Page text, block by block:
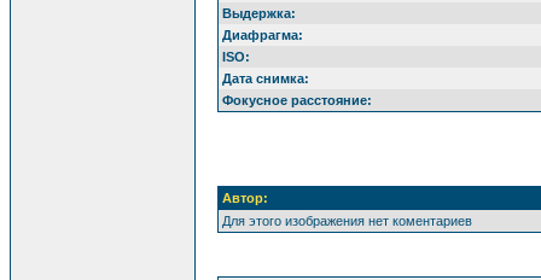
Выдержка:
Диафрагма:
ISO:
Дата снимка:
Фокусное расстояние:
Автор:
Для этого изображения нет коментариев